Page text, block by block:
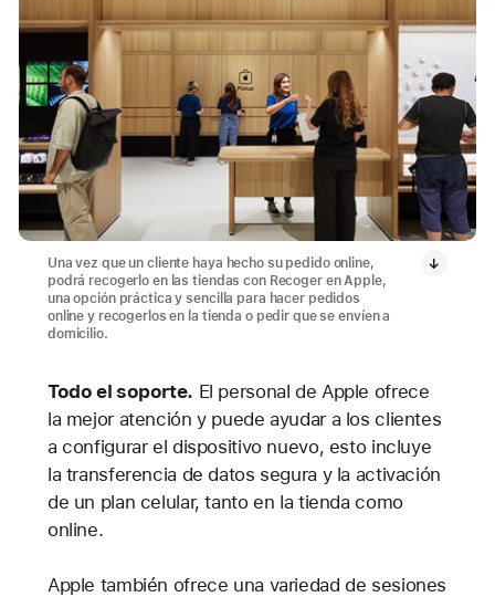
Una vez que un cliente haya hecho su pedido online,
podrá recogerlo en las tiendas con Recoger en Apple,
una opción práctica y sencilla para hacer pedidos
online y recogerlos en la tienda o pedir que se envíen a
domicilio.
Todo el soporte. El personal de Apple ofrece
la mejor atención y puede ayudar a los clientes
a configurar el dispositivo nuevo, esto incluye
la transferencia de datos segura y la activación
de un plan celular, tanto en la tienda como
online.
Apple también ofrece una variedad de sesiones